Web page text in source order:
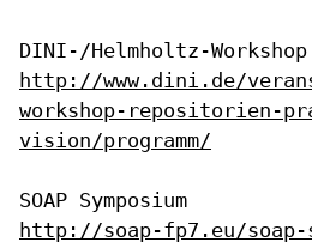
http://www.dini.de/
workshop-repositorien-
vision/programm/
http://soap-fp7.eu/soap-